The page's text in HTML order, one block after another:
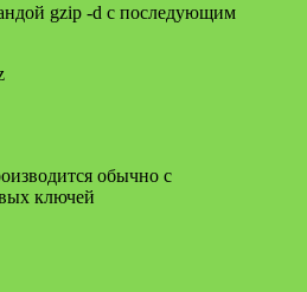
gzip -d с последующим
обычно с
ключей